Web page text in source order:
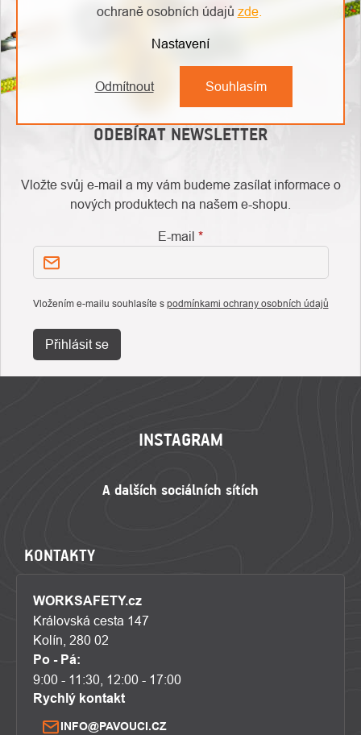
ochraně osobních údajů zde.
Nastavení
Odmítnout Souhlasím
ODEBÍRAT NEWSLETTER
Vložte svůj e-mail a my vám budeme zasílat informace o
nových produktech na našem e-shopu.
E-mail
Vložením e-mailu souhlasíte s podmínkami ochrany osobních údajů
Přihlásit se
INSTAGRAM
KONTAKTY
WORKSAFETY.cz
Královská cesta 147
Kolín, 280 02
Po - Pá:
9:00 - 11:30, 12:00 - 17:00
Rychlý kontakt
INFO@PAVOUCI.CZ